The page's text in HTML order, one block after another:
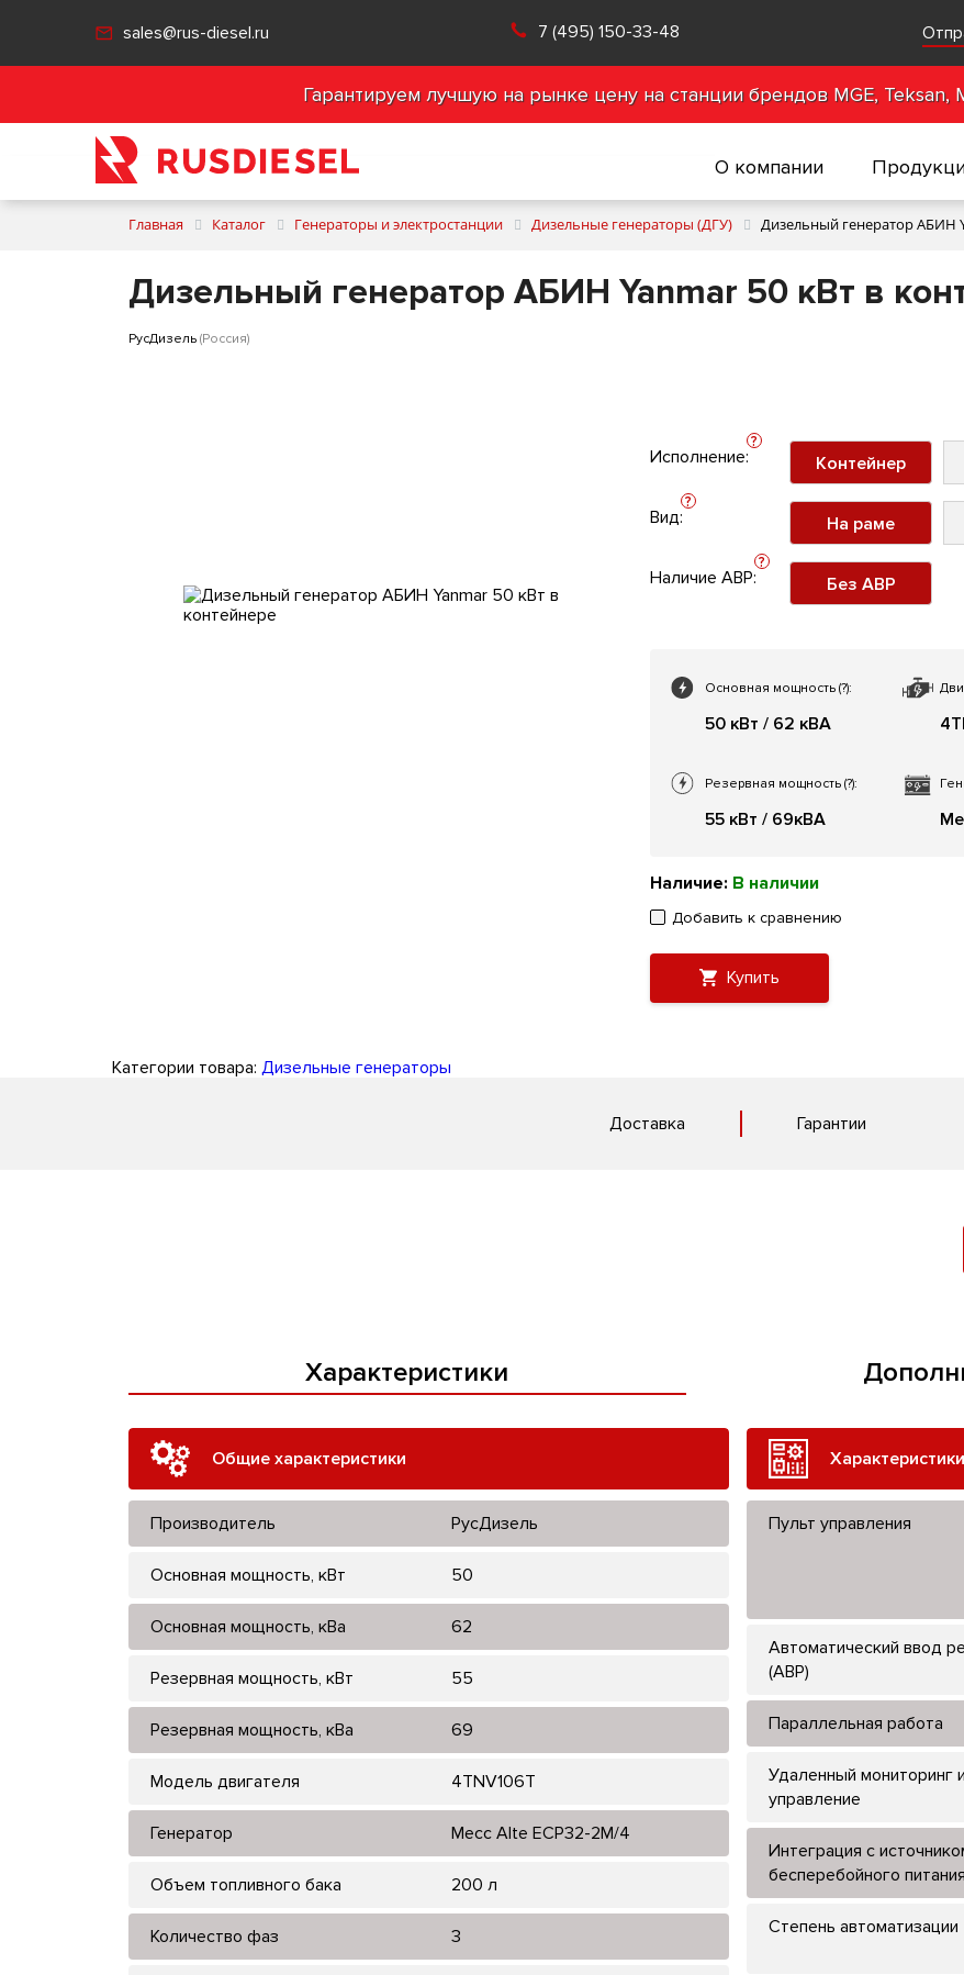
sales@rus-diesel.ru 7 (495) 150-33-48
Гарантируем лучшую на рынке цену на станции брендов MGE, Teksan,
О компании
Главная Каталог Генераторы и электростанции Дизельные генераторы (ДГУ) Дизельный генератор АБИН
Дизельный генератор АБИН Yanmar 50 кВт в
РусДизель (Россия)
Исполнение:
?
Контейнер
Вид:
?
На раме
Наличие АВР:
?
Без АВР
Основная мощность (?):
50 кВт / 62 кВА
Резервная мощность (?):
55 кВт / 69кВА
Наличие: В наличии
Добавить к сравнению
Купить
Категории товара: Дизельные генераторы
Доставка Гарантии
Характеристики
Общие характеристики
Производитель РусДизель
Основная мощность, кВт 50
Основная мощность, кВа 62
Резервная мощность, кВт 55
Резервная мощность, кВа 69
Модель двигателя 4TNV106T
Генератор Mecc Alte ЕСР32-2M/4
Объем топливного бака 200 л
Количество фаз 3
Пульт управления
Автоматический ввод
(АВР)
Параллельная работа
Удаленный мониторинг и
управление
Интеграция с
бесперебойного
Степень автоматизации